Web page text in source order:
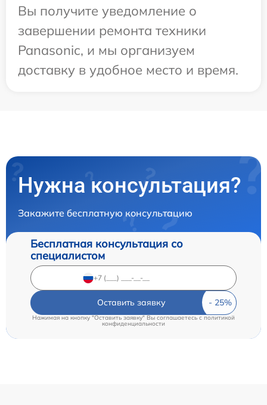
Вы получите уведомление о
завершении ремонта техники
Panasonic, и мы организуем
доставку в удобное место и время.
Нужна консультация?
Закажите бесплатную консультацию
Бесплатная консультация со
специалистом
Оставить заявку
Нажимая на кнопку "Оставить заявку" Вы соглашаетесь cполитикой
конфиденциальности